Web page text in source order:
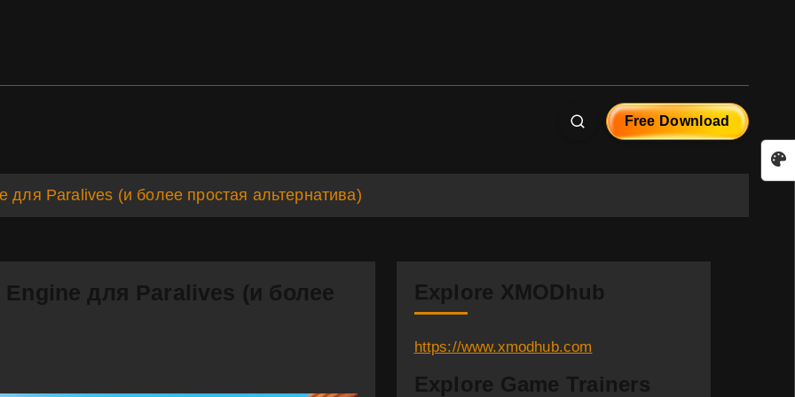
Free Download
для Paralives (и более простая альтернатива)
для Paralives (и более
Explore XMODhub
https://www.xmodhub.com
Explore Game Trainers